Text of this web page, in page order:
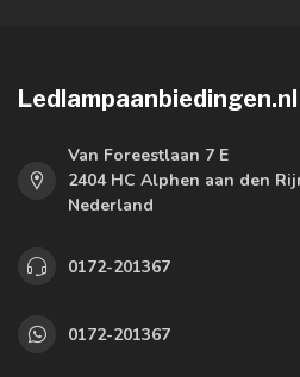
Ledlampaanbiedingen.nl
Van Foreestlaan 7 E
2404 HC Alphen aan den
Nederland
0172-201367
0172-201367